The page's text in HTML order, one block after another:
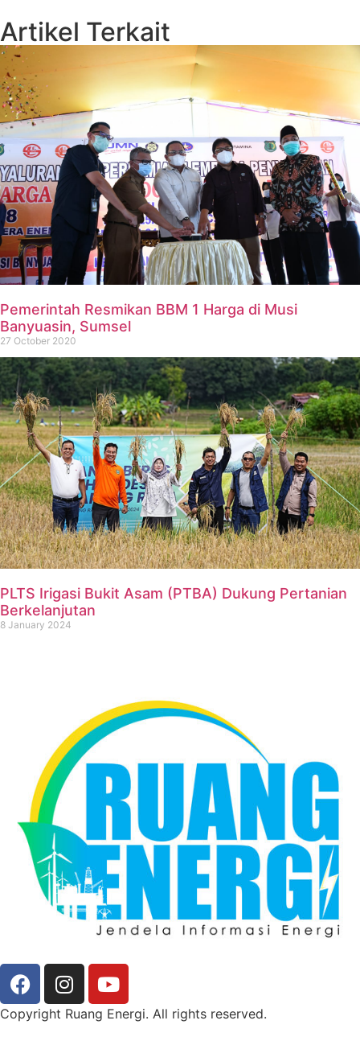
Artikel Terkait
Pemerintah Resmikan BBM 1 Harga di Musi
Banyuasin, Sumsel
27 October 2020
PLTS Irigasi Bukit Asam (PTBA) Dukung Pertanian
Berkelanjutan
8 January 2024
Copyright Ruang Energi. All rights reserved.